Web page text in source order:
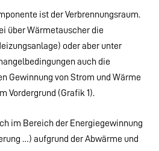
ist der Verbrennungsraum.
über Wärmetauscher die
oder aber unter
auch die
Gewinnung von Strom und Wärme
Vordergrund (Grafik 1).
im Bereich der Energiegewinnung
…) aufgrund der Abwärme und